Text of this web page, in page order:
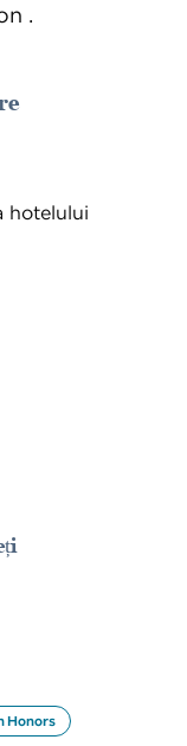
.
hotelului
Honors